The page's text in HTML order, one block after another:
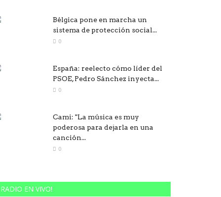
Bélgica pone en marcha un
sistema de protección social...
0
España: reelecto cómo líder del
PSOE, Pedro Sánchez inyecta...
0
Cami: "La música es muy
poderosa para dejarla en una
canción...
0
RADIO EN VIVO!